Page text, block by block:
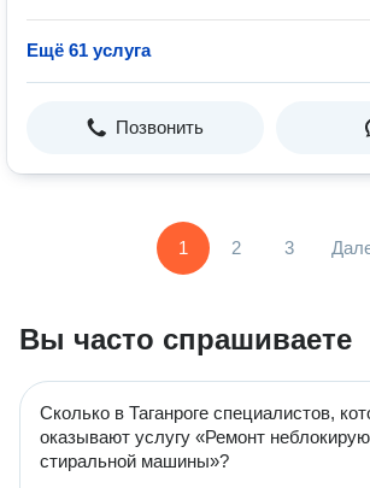
Ещё 61 услуга
Позвонить
1 2 3
Вы часто спрашиваете
Сколько в Таганроге специалистов,
оказывают услугу «Ремонт
стиральной машины»?